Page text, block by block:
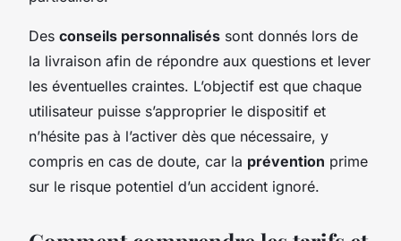
Des conseils personnalisés sont donnés lors de
la livraison afin de répondre aux questions et lever
les éventuelles craintes. L’objectif est que chaque
utilisateur puisse s’approprier le dispositif et
n’hésite pas à l’activer dès que nécessaire, y
compris en cas de doute, car la prévention prime
sur le risque potentiel d’un accident ignoré.